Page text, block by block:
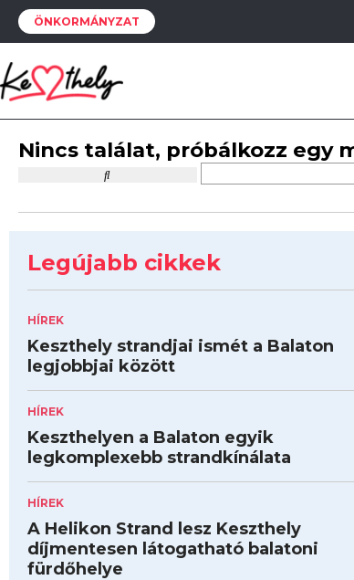
ÖNKORMÁNYZAT
Nincs találat, próbálkozz egy
Legújabb cikkek
HÍREK
Keszthely strandjai ismét a Balaton
legjobbjai között
HÍREK
Keszthelyen a Balaton egyik
legkomplexebb strandkínálata
HÍREK
A Helikon Strand lesz Keszthely
díjmentesen látogatható balatoni
fürdőhelye